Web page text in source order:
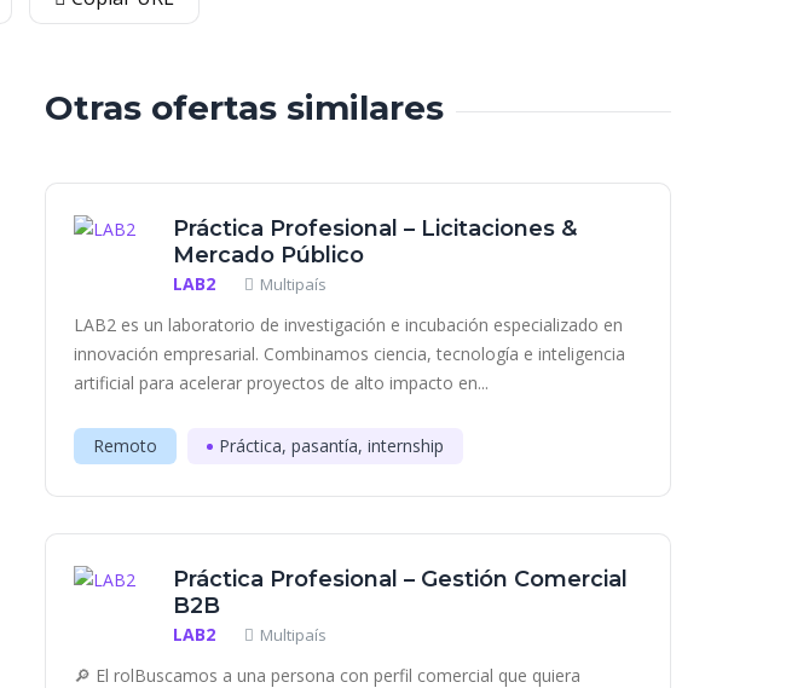
Otras ofertas similares
Práctica Profesional – Licitaciones &
Mercado Público
LAB2 Multipaís
LAB2 es un laboratorio de investigación e incubación especializado en
innovación empresarial. Combinamos ciencia, tecnología e inteligencia
artificial para acelerar proyectos de alto impacto en...
Remoto Práctica, pasantía, internship
Práctica Profesional – Gestión Comercial
B2B
LAB2 Multipaís
🔎 El rolBuscamos a una persona con perfil comercial que quiera